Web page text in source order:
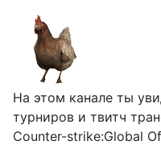
На этом канале ты
турниров и твитч
Counter-strike:Global